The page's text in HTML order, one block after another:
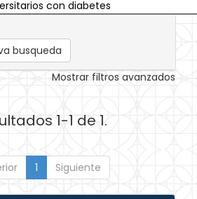
busqueda
Mostrar filtros avanzados
1-1 de 1.
1 Siguiente